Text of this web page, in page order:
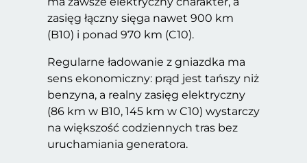
zasięg łączny sięga nawet 900 km
(B10) i ponad 970 km (C10).
Regularne ładowanie z gniazdka ma
sens ekonomiczny: prąd jest tańszy niż
benzyna, a realny zasięg elektryczny
(86 km w B10, 145 km w C10) wystarczy
na większość codziennych tras bez
uruchamiania generatora.